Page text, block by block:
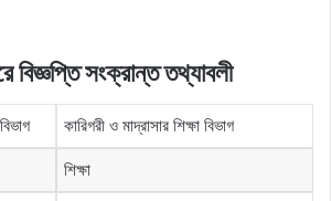
সংক্রান্ত তথ্যাবলী
কারিগরী ও মাদ্রাসার শিক্ষা বিভাগ
শিক্ষা